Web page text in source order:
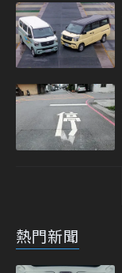
熱門新聞